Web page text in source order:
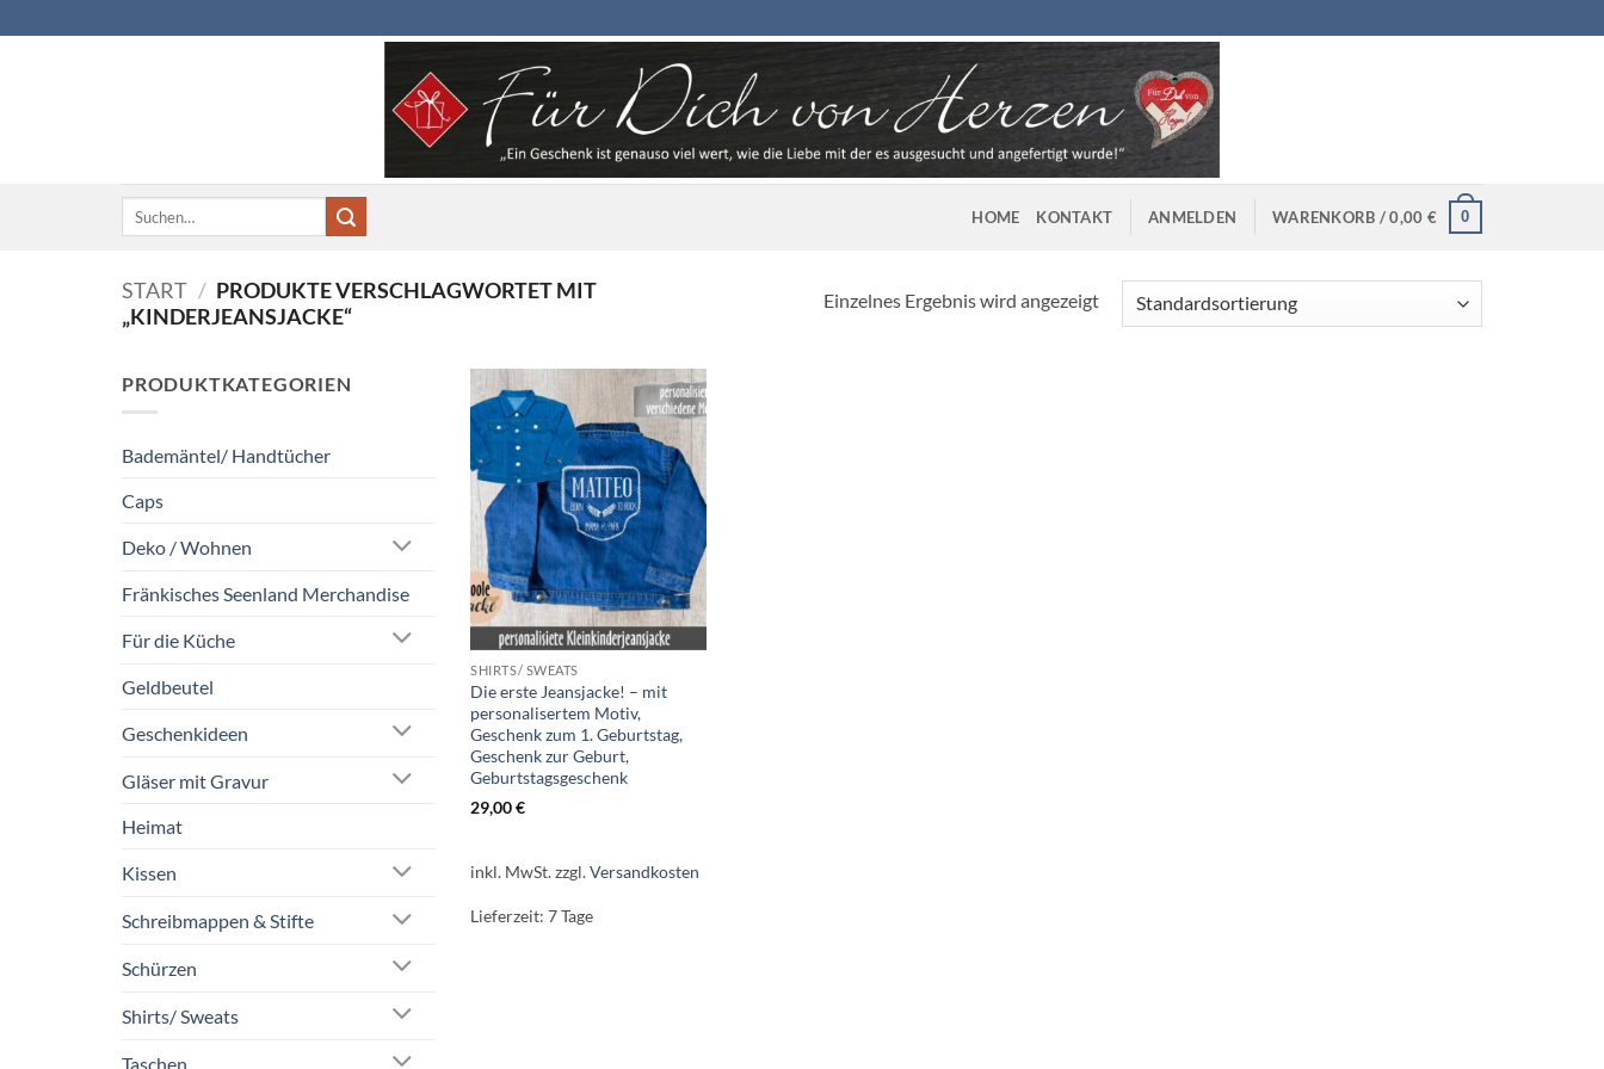
Inhalt
Suchen
HOME KONTAKT ANMELDEN WARENKORB /0,00 € 0
START / PRODUKTE VERSCHLAGWORTET MIT
„KINDERJEANSJACKE“
Einzelnes Ergebnis wird angezeigt
PRODUKTKATEGORIEN
Bademäntel/ Handtücher
Caps
Deko / Wohnen
Fränkisches Seenland Merchandise
Für die Küche
Geldbeutel
Geschenkideen
Gläser mit Gravur
Heimat
Kissen
Schreibmappen & Stifte
Schürzen
Shirts/ Sweats
Taschen
SHIRTS/ SWEATS
Die erste Jeansjacke! – mit
personalisertem Motiv,
Geschenk zum 1. Geburtstag,
Geschenk zur Geburt,
Geburtstagsgeschenk
29,00€
inkl. MwSt.zzgl.Versandkosten
Lieferzeit:7 Tage